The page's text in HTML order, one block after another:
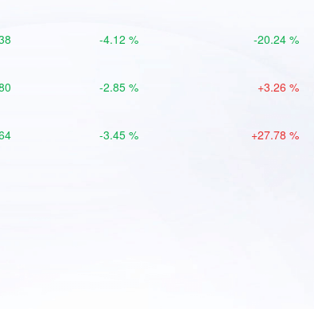
-4.12 % -20.24 %
-2.85 % +3.26 %
-3.45 % +27.78 %